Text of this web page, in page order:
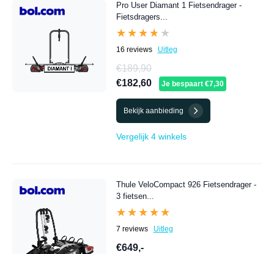
Pro User Diamant 1 Fietsendrager -
Fietsdragers...
★★★★★
★★★★★
16 reviews Uitleg
€189,90
€182,60
Je bespaart €7,30
Bekijk aanbieding
Vergelijk 4 winkels
Thule VeloCompact 926 Fietsendrager -
3 fietsen...
★★★★★
★★★★★
7 reviews Uitleg
€649,-